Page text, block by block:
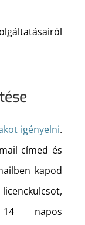
igényelni.
címed és
kapod
napos